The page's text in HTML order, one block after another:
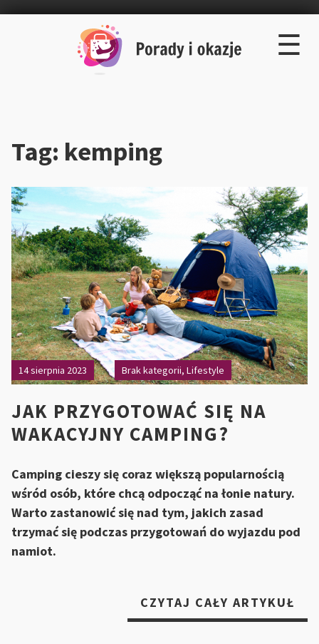
☰
×
Tag: kemping
14 sierpnia 2023 Brak kategorii, Lifestyle
JAK PRZYGOTOWAĆ SIĘ NA
WAKACYJNY CAMPING?
Camping cieszy się coraz większą popularnością
wśród osób, które chcą odpocząć na łonie natury.
Warto zastanowić się nad tym, jakich zasad
trzymać się podczas przygotowań do wyjazdu pod
namiot.
CZYTAJ CAŁY ARTYKUŁ